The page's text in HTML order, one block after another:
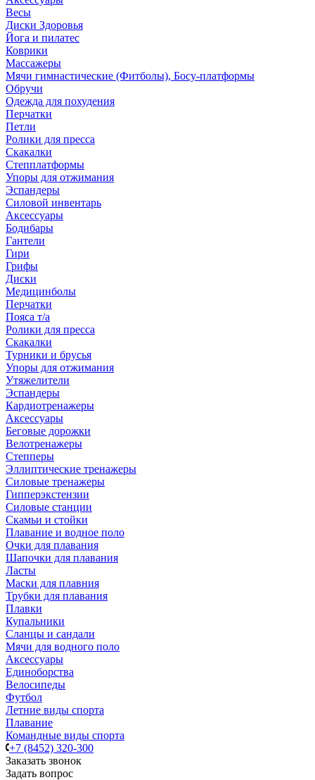
Весы
Диски Здоровья
Йога и пилатес
Коврики
Массажеры
Мячи гимнастические (Фитболы), Босу-платформы
Обручи
Одежда для похудения
Перчатки
Петли
Ролики для пресса
Скакалки
Степплатформы
Упоры для отжимания
Эспандеры
Силовой инвентарь
Аксессуары
Бодибары
Гантели
Гири
Грифы
Диски
Медицинболы
Перчатки
Пояса т/а
Ролики для пресса
Скакалки
Турники и брусья
Упоры для отжимания
Утяжелители
Эспандеры
Кардиотренажеры
Аксессуары
Беговые дорожки
Велотренажеры
Степперы
Эллиптические тренажеры
Силовые тренажеры
Гипперэкстензии
Силовые станции
Скамьи и стойки
Плавание и водное поло
Очки для плавания
Шапочки для плавания
Ласты
Маски для плавния
Трубки для плавания
Плавки
Купальники
Сланцы и сандали
Мячи для водного поло
Аксессуары
Единоборства
Велосипеды
Футбол
Летние виды спорта
Плавание
Командные виды спорта
+7 (8452) 320-300
Заказать звонок
Задать вопрос